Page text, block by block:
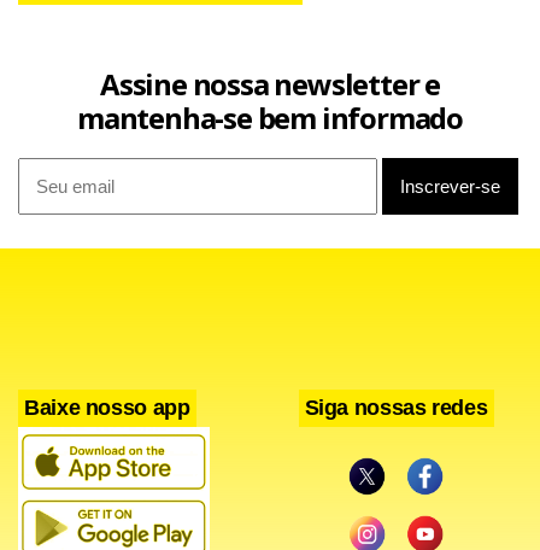
Assine nossa newsletter e
mantenha-se bem informado
Baixe nosso app Siga nossas redes